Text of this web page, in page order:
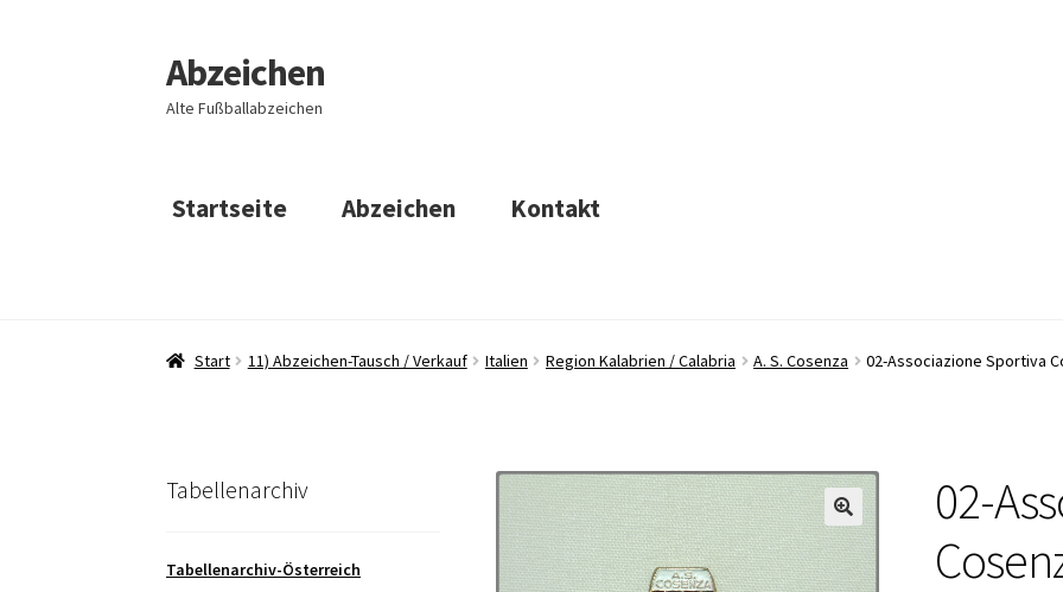
Zur
Navigation
springen
Zum
Inhalt
springen
Abzeichen
Alte Fußballabzeichen
Startseite Abzeichen Kontakt
Start 11) Abzeichen-Tausch / Verkauf Italien Region Kalabrien / Calabria A. S. Cosenza 02-Associazione Sportiva
02-
Tabellenarchiv
Tabellenarchiv-Österreich